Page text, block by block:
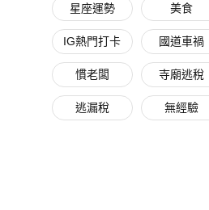
星座運勢 美食
IG熱門打卡 國道車禍
慣老闆 寺廟逃稅
逃漏稅 無經驗